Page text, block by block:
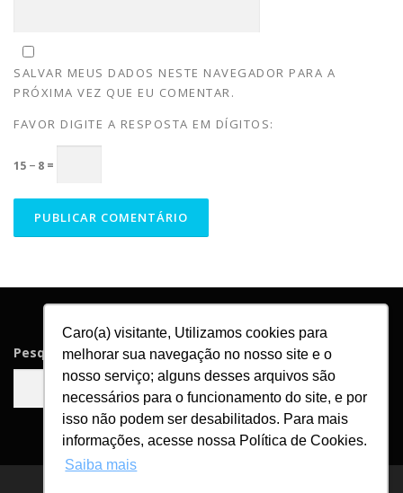
Caro(a) visitante, Utilizamos cookies para
melhorar sua navegação no nosso site e o
nosso serviço; alguns desses arquivos são
necessários para o funcionamento do site, e por
isso não podem ser desabilitados. Para mais
informações, acesse nossa Política de Cookies.
Saiba mais
SALVAR MEUS DADOS NESTE NAVEGADOR PARA A
PRÓXIMA VEZ QUE EU COMENTAR.
FAVOR DIGITE A RESPOSTA EM DÍGITOS:
15 − 8 =
Pesquisar
Pesquisar